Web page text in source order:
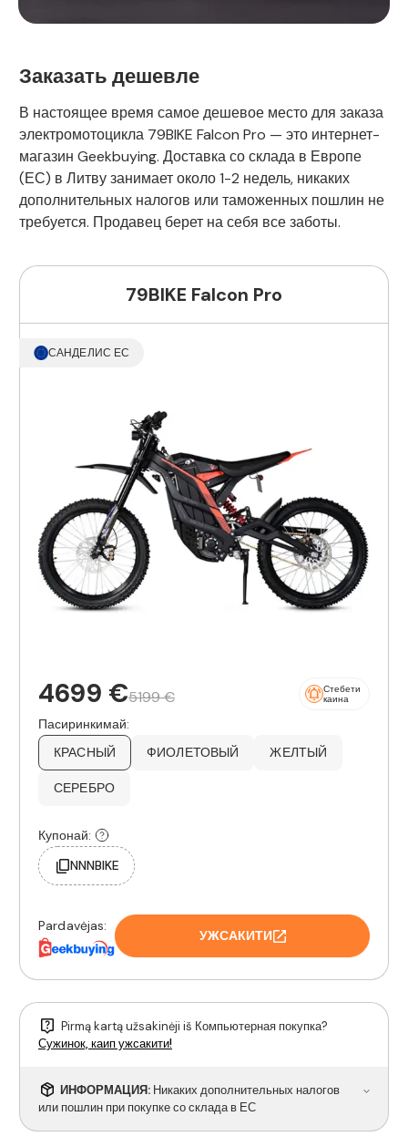
Заказать дешевле
В настоящее время самое дешевое место для заказа
электромотоцикла 79BIKE Falcon Pro — это интернет-
магазин Geekbuying. Доставка со склада в Европе
(ЕС) в Литву занимает около 1-2 недель, никаких
дополнительных налогов или таможенных пошлин не
требуется. Продавец берет на себя все заботы.
79BIKE Falcon Pro
САНДЕЛИС ЕС
4699 €5199 €
Стебети
каина
Пасиринкимай:
КРАСНЫЙ
ФИОЛЕТОВЫЙ ЖЕЛТЫЙ
СЕРЕБРО
Купонай:
NNNBIKE
Pardavėjas:
УЖСАКИТИ
Pirmą kartą užsakinėji iš Компьютерная покупка?
Сужинок, каип ужсакити!
ИНФОРМАЦИЯ: Никаких дополнительных налогов
или пошлин при покупке со склада в ЕС